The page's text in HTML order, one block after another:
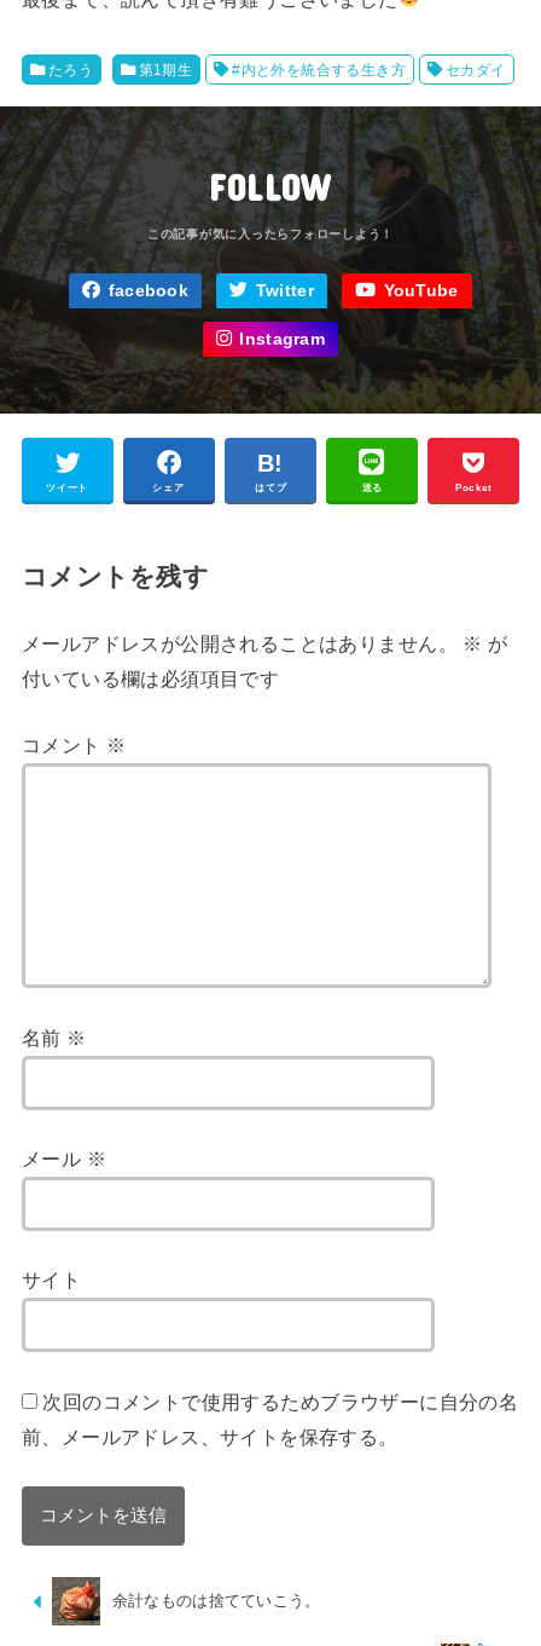
たろう 第1期生 #内と外を統合する生き方 セカダイ
FOLLOW
facebook Twitter YouTube
Instagram
ツイート シェア はてブ 送る Pocket
コメントを残す
メールアドレスが公開されることはありません。 ※ が
付いている欄は必須項目です
コメント ※
名前 ※
メール ※
サイト
次回のコメントで使用するためブラウザーに自分の名
前、メールアドレス、サイトを保存する。
余計なものは捨てていこう。